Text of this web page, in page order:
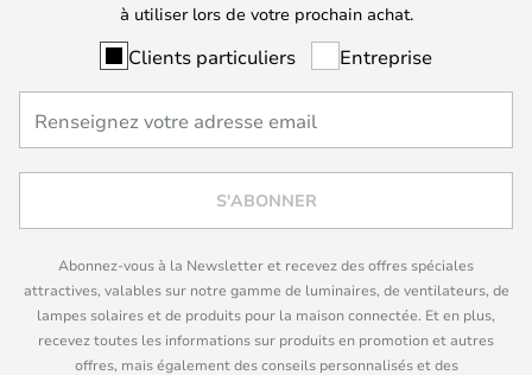
à utiliser lors de votre prochain achat.
Clients particuliers Entreprise
S'ABONNER
Abonnez-vous à la Newsletter et recevez des offres spéciales
attractives, valables sur notre gamme de luminaires, de ventilateurs, de
lampes solaires et de produits pour la maison connectée. Et en plus,
recevez toutes les informations sur produits en promotion et autres
offres, mais également des conseils personnalisés et des